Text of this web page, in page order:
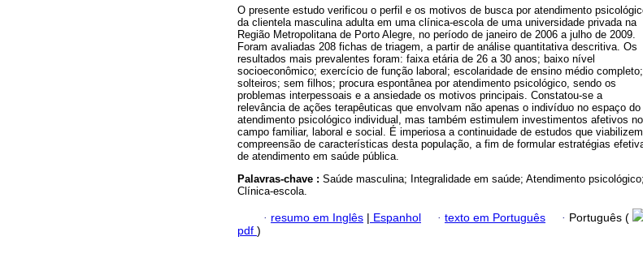
O presente estudo verificou o perfil e os motivos de busca por atendimento
da clientela masculina adulta em uma clínica-escola de uma universidade privada na
Região Metropolitana de Porto Alegre, no período de janeiro de 2006 a julho de 2009.
Foram avaliadas 208 fichas de triagem, a partir de análise quantitativa descritiva. Os
resultados mais prevalentes foram: faixa etária de 26 a 30 anos; baixo nível
socioeconômico; exercício de função laboral; escolaridade de ensino médio completo;
solteiros; sem filhos; procura espontânea por atendimento psicológico, sendo os
problemas interpessoais e a ansiedade os motivos principais. Constatou-se a
relevância de ações terapêuticas que envolvam não apenas o indivíduo no espaço do
atendimento psicológico individual, mas também estimulem investimentos afetivos no
campo familiar, laboral e social. É imperiosa a continuidade de estudos que
compreensão de características desta população, a fim de formular estratégias
de atendimento em saúde pública.
Palavras-chave : Saúde masculina; Integralidade em saúde; Atendimento psicológico;
Clínica-escola.
· resumo em Inglês | Espanhol · texto em Português · Português (
pdf )